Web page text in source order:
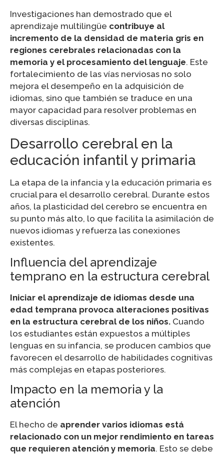
Investigaciones han demostrado que el
aprendizaje multilingüe contribuye al
incremento de la densidad de materia gris en
regiones cerebrales relacionadas con la
memoria y el procesamiento del lenguaje. Este
fortalecimiento de las vías nerviosas no solo
mejora el desempeño en la adquisición de
idiomas, sino que también se traduce en una
mayor capacidad para resolver problemas en
diversas disciplinas.
Desarrollo cerebral en la
educación infantil y primaria
La etapa de la infancia y la educación primaria es
crucial para el desarrollo cerebral. Durante estos
años, la plasticidad del cerebro se encuentra en
su punto más alto, lo que facilita la asimilación de
nuevos idiomas y refuerza las conexiones
existentes.
Influencia del aprendizaje
temprano en la estructura cerebral
Iniciar el aprendizaje de idiomas desde una
edad temprana provoca alteraciones positivas
en la estructura cerebral de los niños. Cuando
los estudiantes están expuestos a múltiples
lenguas en su infancia, se producen cambios que
favorecen el desarrollo de habilidades cognitivas
más complejas en etapas posteriores.
Impacto en la memoria y la
atención
El hecho de aprender varios idiomas está
relacionado con un mejor rendimiento en tareas
que requieren atención y memoria. Esto se debe